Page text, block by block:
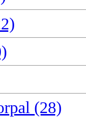
(28)